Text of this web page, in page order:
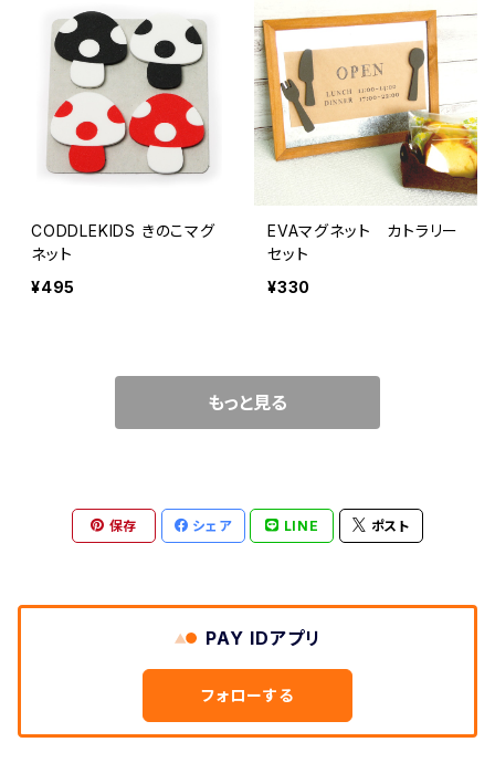
CODDLEKIDS きのこマグ
ネット
¥495
EVAマグネット カトラリー
セット
¥330
もっと見る
保存 シェア LINE ポスト
PAY IDアプリ
フォローする